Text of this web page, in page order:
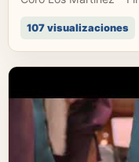
107 visualizaciones